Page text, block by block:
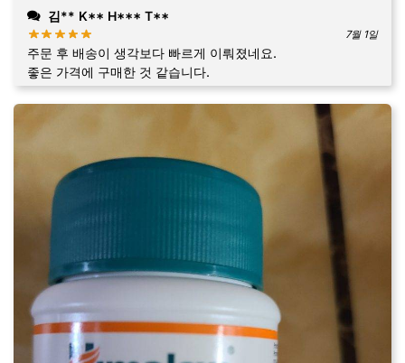
김** K** H*** T**
7월 1일
주문 후 배송이 생각보다 빠르게 이뤄졌네요.
좋은 가격에 구매한 것 같습니다.